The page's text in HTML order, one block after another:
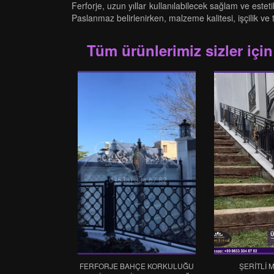
Ferforje, uzun yıllar kullanılabilecek sağlam ve
Paslanmaz belirlenirken, malzeme kalitesi, işçilik ve
Tüm ürünlerimiz sizler
FERFORJE BAHÇE KORKULUĞU
ŞERİTLİ